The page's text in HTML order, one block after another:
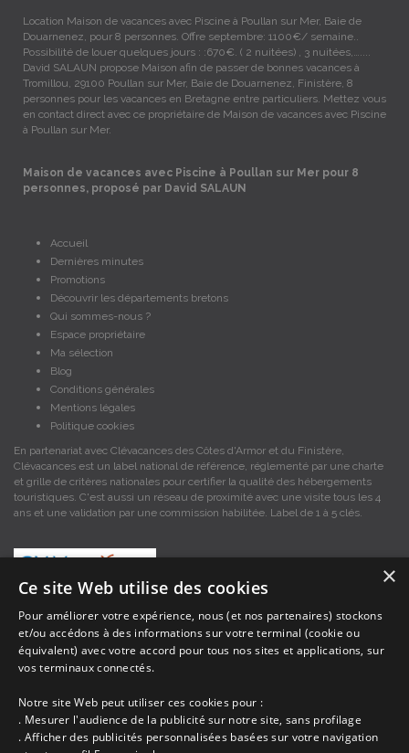
Location Maison de vacances avec Piscine à Poullan sur Mer, Baie de
Douarnenez, pour 8 personnes. Offre septembre: 1100€/ semaine..
Possibilité de louer quelques jours : :670€. ( 2 nuitées) , 3 nuitées,…....
David SALAUN propose Maison afin de passer de bonnes vacances à
Tromillou, 29100 Poullan sur Mer, Baie de Douarnenez, Finistère, 8
personnes pour les vacances en Bretagne entre particuliers. Mettez vous
en contact direct avec ce propriétaire de Maison de vacances avec Piscine
à Poullan sur Mer.
Maison de vacances avec Piscine à Poullan sur Mer pour 8
personnes, proposé par David SALAUN
Accueil
Dernières minutes
Promotions
Découvrir les départements bretons
Qui sommes-nous ?
Espace propriétaire
Ma sélection
Blog
Conditions générales
Mentions légales
Politique cookies
En partenariat avec Clévacances des Côtes d'Armor et du Finistère,
Clévacances est un label national de référence, réglementé par une charte
et grille de critères nationales pour certifier la qualité des hébergements
touristiques. C'est aussi un réseau de proximité avec une visite tous les 4
ans et une validation par une commission habilitée. Label de 1 à 5 clés.
Les descriptions et photos contenues dans le site Armor-vacances sont sous
la responsabilité des propriétaires, ces informations sont indicatives et non
contractuelles. Les données sont protégées par copyright Armor-vacances.
Armor-vacances n'est pas un organisme et ne touche aucune commission
sur les locations, c'est simplement un annuaire d'hébergements de
vacances en Bretagne, un service de petites annonces de location DE
×
Ce site Web utilise des cookies
Pour améliorer votre expérience, nous (et nos partenaires) stockons
et/ou accédons à des informations sur votre terminal (cookie ou
équivalent) avec votre accord pour tous nos sites et applications, sur
vos terminaux connectés.
Notre site Web peut utiliser ces cookies pour :
. Mesurer l'audience de la publicité sur notre site, sans profilage
. Afficher des publicités personnalisées basées sur votre navigation